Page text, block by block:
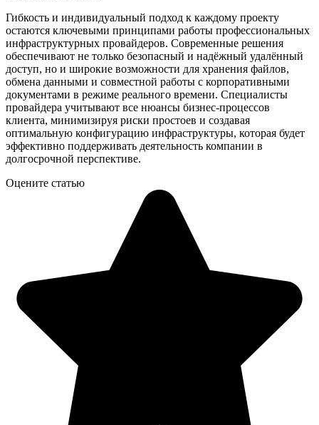
Гибкость и индивидуальный подход к каждому проекту
остаются ключевыми принципами работы профессиональных
инфраструктурных провайдеров. Современные решения
обеспечивают не только безопасный и надёжный удалённый
доступ, но и широкие возможности для хранения файлов,
обмена данными и совместной работы с корпоративными
документами в режиме реального времени. Специалисты
провайдера учитывают все нюансы бизнес-процессов
клиента, минимизируя риски простоев и создавая
оптимальную конфигурацию инфраструктуры, которая будет
эффективно поддерживать деятельность компании в
долгосрочной перспективе.
Оцените статью